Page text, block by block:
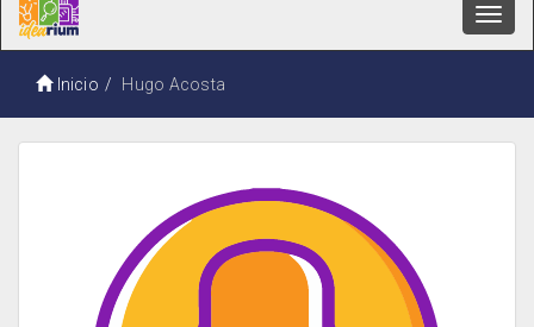
Inicio Hugo Acosta